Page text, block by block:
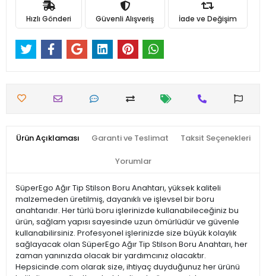
Hızlı Gönderi Güvenli Alışveriş İade ve Değişim
Ürün Açıklaması Garanti ve Teslimat Taksit Seçenekleri
Yorumlar
SüperEgo Ağır Tip Stilson Boru Anahtarı, yüksek kaliteli
malzemeden üretilmiş, dayanıklı ve işlevsel bir boru
anahtarıdır. Her türlü boru işlerinizde kullanabileceğiniz bu
ürün, sağlam yapısı sayesinde uzun ömürlüdür ve güvenle
kullanabilirsiniz. Profesyonel işlerinizde size büyük kolaylık
sağlayacak olan SüperEgo Ağır Tip Stilson Boru Anahtarı, her
zaman yanınızda olacak bir yardımcınız olacaktır.
Hepsicinde.com olarak size, ihtiyaç duyduğunuz her ürünü